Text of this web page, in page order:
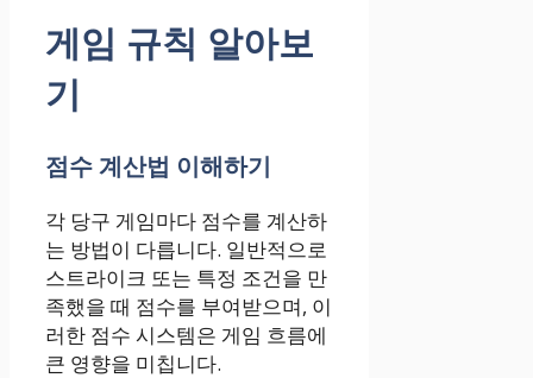
게임 규칙 알아보
기
점수 계산법 이해하기
각 당구 게임마다 점수를 계산하
는 방법이 다릅니다. 일반적으로
스트라이크 또는 특정 조건을 만
족했을 때 점수를 부여받으며, 이
러한 점수 시스템은 게임 흐름에
큰 영향을 미칩니다.